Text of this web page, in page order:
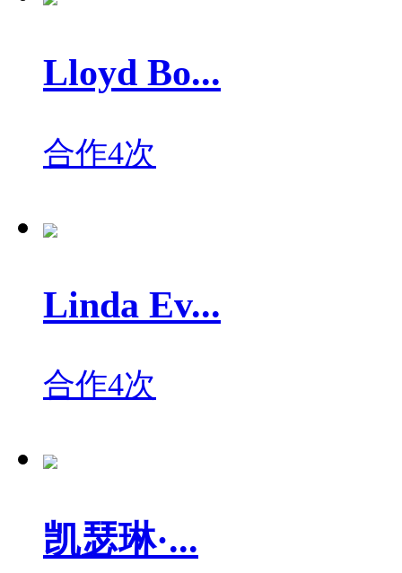
Lloyd Bo...
合作4次
Linda Ev...
合作4次
凯瑟琳·...